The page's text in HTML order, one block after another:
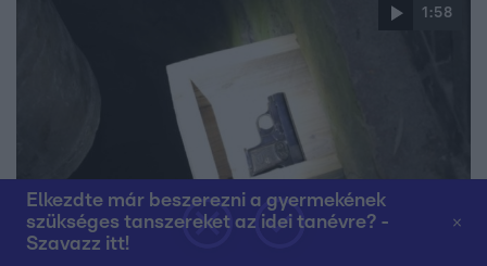
Elkezdte már beszerezni a gyermekének
szükséges tanszereket az idei tanévre? -
Szavazz itt!
1:58
Híradó